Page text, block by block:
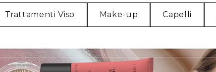
Trattamenti Viso Make-up Capelli